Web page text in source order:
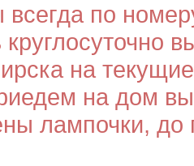
всегда по
круглосуточно
на
на дом
лампочки, до